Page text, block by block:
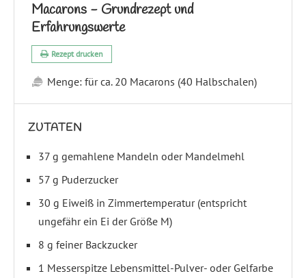
Macarons - Grundrezept und
Erfahrungswerte
Rezept drucken
Menge: für ca. 20 Macarons (40 Halbschalen)
ZUTATEN
37 g gemahlene Mandeln oder Mandelmehl
57 g Puderzucker
30 g Eiweiß in Zimmertemperatur (entspricht
ungefähr ein Ei der Größe M)
8 g feiner Backzucker
1 Messerspitze Lebensmittel-Pulver- oder Gelfarbe